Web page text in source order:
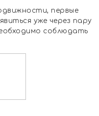
первые
уже через пару
соблюдать